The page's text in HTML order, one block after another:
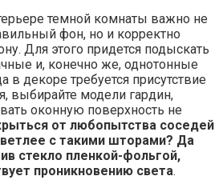
темной комнаты важно не
фон, но и корректно
Для этого придется подыскать
и, конечно же, однотонные
в декоре требуется присутствие
выбирайте модели гардин,
оконную поверхность не
от любопытства соседей
с такими шторами? Да
стекло пленкой-фольгой,
проникновению света.